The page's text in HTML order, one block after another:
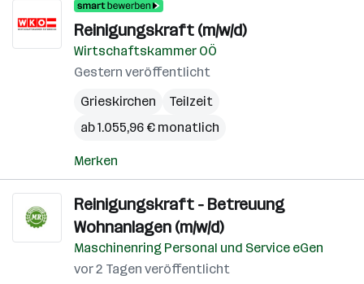
Reinigungskraft (m/w/d)
Wirtschaftskammer OÖ
Gestern veröffentlicht
Grieskirchen
Teilzeit
ab 1.055,96 € monatlich
Merken
Reinigungskraft - Betreuung
Wohnanlagen (m/w/d)
Maschinenring Personal und Service eGen
vor 2 Tagen veröffentlicht